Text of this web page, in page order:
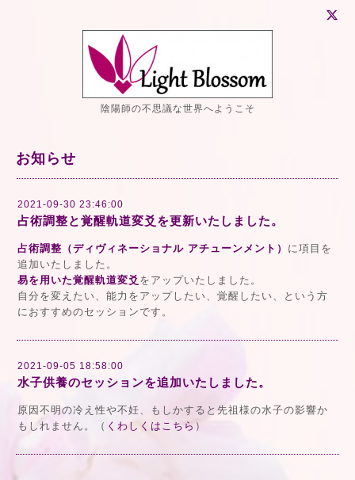
陰陽師の不思議な世界へようこそ
お知らせ
2021-09-30 23:46:00
占術調整と覚醒軌道変爻を更新いたしました。
占術調整（ディヴィネーショナル アチューンメント） に項目を
追加いたしました。
易を用いた覚醒軌道変爻 をアップいたしました。
自分を変えたい、能力をアップしたい、覚醒したい、という方
におすすめのセッションです。
2021-09-05 18:58:00
水子供養のセッションを追加いたしました。
原因不明の冷え性や不妊、もしかすると先祖様の水子の影響か
もしれません。（ くわしくはこちら ）